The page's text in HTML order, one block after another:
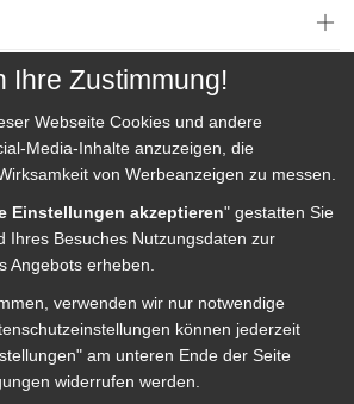
Ihre Zustimmung!
Webseite Cookies und andere
Media-Inhalte anzuzeigen, die
von Werbeanzeigen zu messen.
Einstellungen akzeptieren" gestatten Sie
Ihres Besuches Nutzungsdaten zur
Angebots erheben.
verwenden wir nur notwendige
können jederzeit
am unteren Ende der Seite
widerrufen werden.